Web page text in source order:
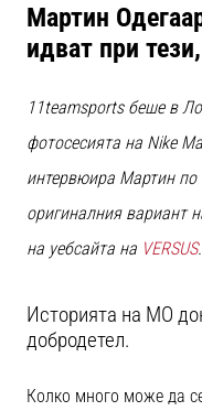
от
всеки
мач,
и…
9. 6. 2025
1 мин. четене
Nike
6
Открий
футболни
Мартин
идват при
11teamsports беше в
фотосесията на Nike
интервюира Мартин по
оригиналния вариант
на уебсайта на VERSUS.
Историята на MO
добродетел.
Колко много може да